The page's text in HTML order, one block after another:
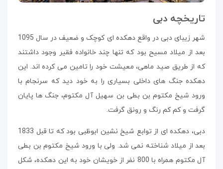
تاریخچه دبی
شهر زیبای دبی در واقع دهکده ای کوچک و ضعیف در سال 1095
بعد از میلاد مسیح بود که تنها چند خانواده فقیر وجود داشتند
که از طریق صید ماهی، معیشت خود را تامین می کرده اند. این
دهکده جنگ های داخلی بسیاری را به خود دید که سرنجام با
ورود شیخ مکتوم بن بطی بن سهیل آل مکتوم، جنگ ها پایان
گرفت و کم کم رنگ و رونق گرفت.
دبی، دهکده ای از توابع شیخ نشین ابوظبی بود که تا قبل 1833
بعد از میلاد شناخته نمی شد. ولی با ورود شیخ مکتوم بن بطی
آل مکتوم همراه با 800 نفر از خویشان خود به این دهکده، شکل